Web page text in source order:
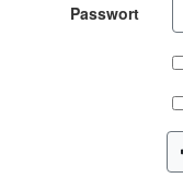
Passwort